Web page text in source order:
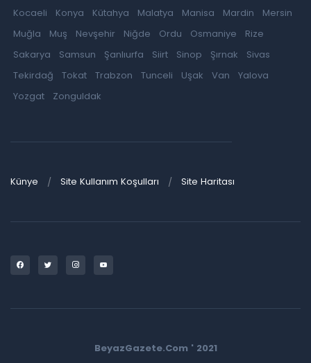
Kocaeli
Konya Kütahya Malatya Manisa Mardin
Mersin
Muğla
Muş Nevşehir Niğde Ordu Osmaniye
Rize
Sakarya
Samsun Şanlıurfa Siirt Sinop Şırnak
Sivas
Tekirdağ
Tokat Trabzon Tunceli Uşak Van
Yalova
Yozgat
Zonguldak
Künye Site Kullanım Koşulları Site Haritası
BeyazGazete.Com ' 2021